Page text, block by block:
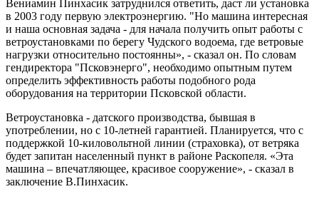
Вениамин Пинхасик затруднился ответить, даст ли установка
в 2003 году первую электроэнергию. "Но машина интересная
и наша основная задача - для начала получить опыт работы с
ветроустановками по берегу Чудского водоема, где ветровые
нагрузки относительно постоянны», - сказал он. По словам
гендиректора "Псковэнерго", необходимо опытным путем
определить эффективность работы подобного рода
оборудования на территории Псковской области.
Ветроустановка - датского производства, бывшая в
употреблении, но с 10-летней гарантией. Планируется, что с
поддержкой 10-киловольтной линии (страховка), от ветряка
будет запитан населенный пункт в районе Раскопеля. «Эта
машина – впечатляющее, красивое сооружение», - сказал в
заключение В.Пинхасик.